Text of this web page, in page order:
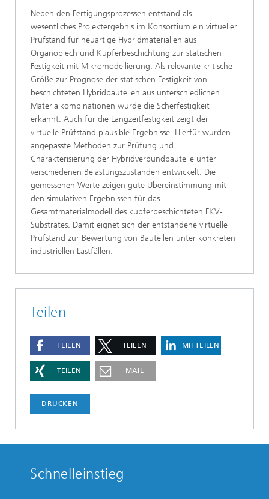
Neben den Fertigungsprozessen entstand als
wesentliches Projektergebnis im Konsortium ein virtueller
Prüfstand für neuartige Hybridmaterialien aus
Organoblech und Kupferbeschichtung zur statischen
Festigkeit mit Mikromodellierung. Als relevante kritische
Größe zur Prognose der statischen Festigkeit von
beschichteten Hybridbauteilen aus unterschiedlichen
Materialkombinationen wurde die Scherfestigkeit
erkannt. Auch für die Langzeitfestigkeit zeigt der
virtuelle Prüfstand plausible Ergebnisse. Hierfür wurden
angepasste Methoden zur Prüfung und
Charakterisierung der Hybridverbundbauteile unter
verschiedenen Belastungszuständen entwickelt. Die
gemessenen Werte zeigen gute Übereinstimmung mit
den simulativen Ergebnissen für das
Gesamtmaterialmodell des kupferbeschichteten FKV-
Substrates. Damit eignet sich der entstandene virtuelle
Prüfstand zur Bewertung von Bauteilen unter konkreten
industriellen Lastfällen.
Teilen
TEILEN TEILEN MITTEILEN
TEILEN MAIL
DRUCKEN
Schnelleinstieg